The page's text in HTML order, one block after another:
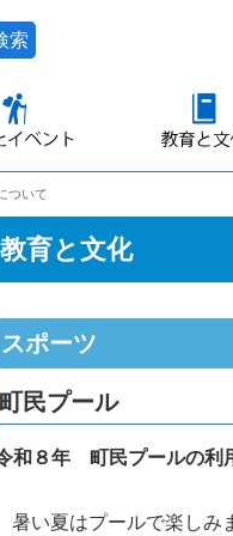
索
ついて
教育と文化
スポーツ
町民プール
和８年 町民プールの利
暑い夏はプールで楽しみ